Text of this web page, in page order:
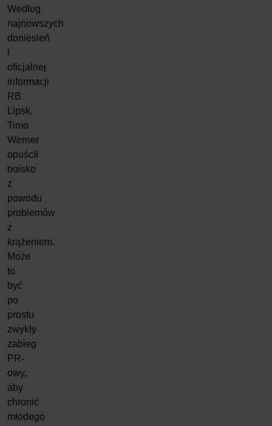
Według
najnowszych
doniesień
i
oficjalnej
informacji
RB
Lipsk,
Timo
Werner
opuścił
boisko
z
powodu
problemów
z
krążeniem.
Może
to
być
po
prostu
zwykły
zabieg
PR-
owy,
aby
chronić
młodego